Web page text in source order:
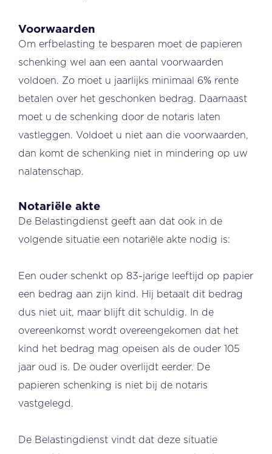
Voorwaarden
Om erfbelasting te besparen moet de papieren
schenking wel aan een aantal voorwaarden
voldoen. Zo moet u jaarlijks minimaal 6% rente
betalen over het geschonken bedrag. Daarnaast
moet u de schenking door de notaris laten
vastleggen. Voldoet u niet aan die voorwaarden,
dan komt de schenking niet in mindering op uw
nalatenschap.
Notariële akte
De Belastingdienst geeft aan dat ook in de
volgende situatie een notariële akte nodig is:
Een ouder schenkt op 83-jarige leeftijd op papier
een bedrag aan zijn kind. Hij betaalt dit bedrag
dus niet uit, maar blijft dit schuldig. In de
overeenkomst wordt overeengekomen dat het
kind het bedrag mag opeisen als de ouder 105
jaar oud is. De ouder overlijdt eerder. De
papieren schenking is niet bij de notaris
vastgelegd.
De Belastingdienst vindt dat deze situatie